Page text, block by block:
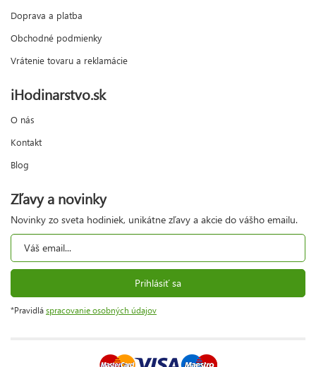
Doprava a platba
Obchodné podmienky
Vrátenie tovaru a reklamácie
iHodinarstvo.sk
O nás
Kontakt
Blog
Zľavy a novinky
Novinky zo sveta hodiniek, unikátne zľavy a akcie do vášho emailu.
Prihlásiť sa
*Pravidlá spracovanie osobných údajov